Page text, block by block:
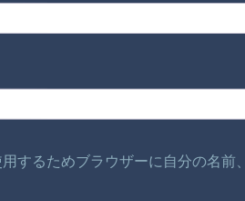
するためブラウザーに自分の名